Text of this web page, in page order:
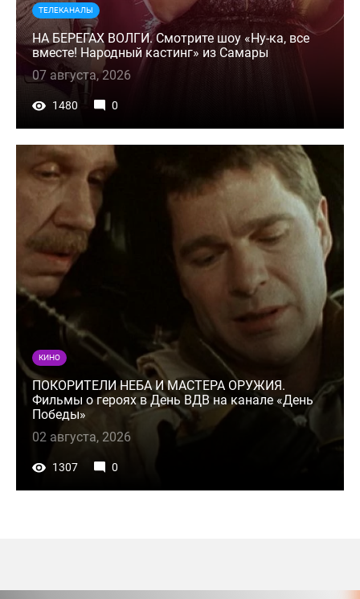
ТЕЛЕКАНАЛЫ
НА БЕРЕГАХ ВОЛГИ. Смотрите шоу «Ну-ка, все
вместе! Народный кастинг» из Самары
07 августа, 2026
1480 0
КИНО
ПОКОРИТЕЛИ НЕБА И МАСТЕРА ОРУЖИЯ.
Фильмы о героях в День ВДВ на канале «День
Победы»
02 августа, 2026
1307 0